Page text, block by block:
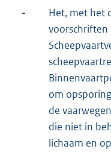
-
Het, met het
voorschriften
om
de
die niet in
lichaam en